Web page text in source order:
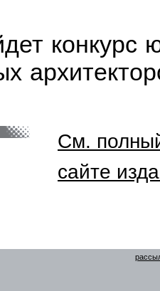
конкурс
См.
сайте